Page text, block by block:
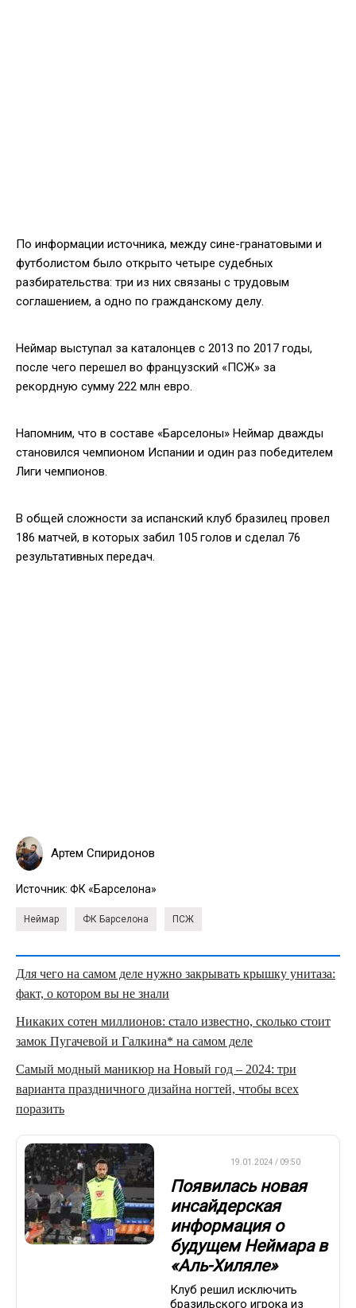
По информации источника, между сине-гранатовыми и
футболистом было открыто четыре судебных
разбирательства: три из них связаны с трудовым
соглашением, а одно по гражданскому делу.
Неймар выступал за каталонцев с 2013 по 2017 годы,
после чего перешел во французский «ПСЖ» за
рекордную сумму 222 млн евро.
Напомним, что в составе «Барселоны» Неймар дважды
становился чемпионом Испании и один раз победителем
Лиги чемпионов.
В общей сложности за испанский клуб бразилец провел
186 матчей, в которых забил 105 голов и сделал 76
результативных передач.
Артем Спиридонов
Источник: ФК «Барселона»
Неймар ФК Барселона ПСЖ
Для чего на самом деле нужно закрывать крышку унитаза:
факт, о котором вы не знали
Никаких сотен миллионов: стало известно, сколько стоит
замок Пугачевой и Галкина* на самом деле
Самый модный маникюр на Новый год – 2024: три
варианта праздничного дизайна ногтей, чтобы всех
поразить
19.01.2024 / 09:50
Появилась новая
инсайдерская
информация о
будущем Неймара в
«Аль-Хиляле»
Клуб решил исключить
бразильского игрока из